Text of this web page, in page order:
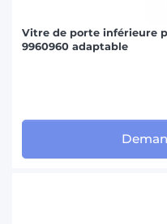
Vitre de porte inférieure
9960960 adaptable